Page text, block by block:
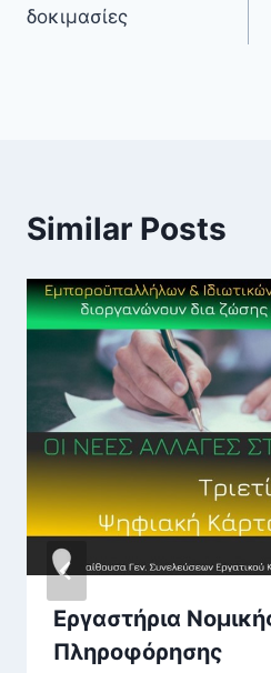
δοκιμασίες
Similar Posts
Εργαστήρια
Πληροφόρησης